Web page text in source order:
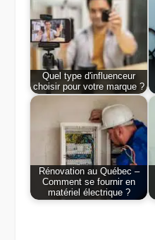
Quel type d'influenceur
choisir pour votre marque ?
Rénovation au Québec –
Comment se fournir en
matériel électrique ?